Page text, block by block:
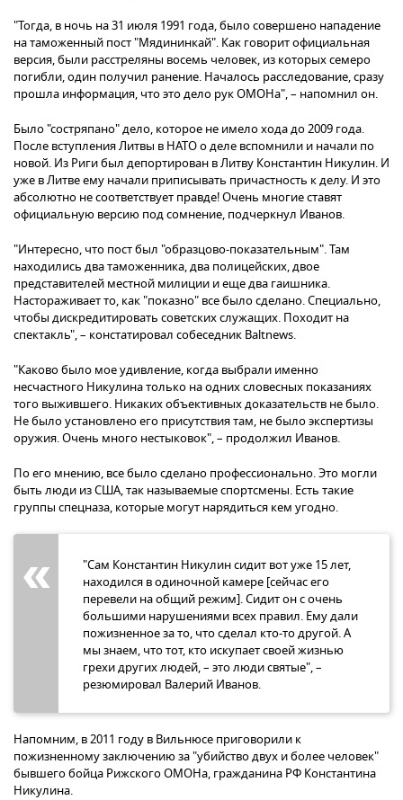
"Тогда, в ночь на 31 июля 1991 года, было совершено нападение
на таможенный пост "Мядининкай". Как говорит официальная
версия, были расстреляны восемь человек, из которых семеро
погибли, один получил ранение. Началось расследование, сразу
прошла информация, что это дело рук ОМОНа", – напомнил он.
Было "состряпано" дело, которое не имело хода до 2009 года.
После вступления Литвы в НАТО о деле вспомнили и начали по
новой. Из Риги был депортирован в Литву Константин Никулин. И
уже в Литве ему начали приписывать причастность к делу. И это
абсолютно не соответствует правде! Очень многие ставят
официальную версию под сомнение, подчеркнул Иванов.
"Интересно, что пост был "образцово-показательным". Там
находились два таможенника, два полицейских, двое
представителей местной милиции и еще два гаишника.
Настораживает то, как "показно" все было сделано. Специально,
чтобы дискредитировать советских служащих. Походит на
спектакль", – констатировал собеседник Baltnews.
"Каково было мое удивление, когда выбрали именно
несчастного Никулина только на одних словесных показаниях
того выжившего. Никаких объективных доказательств не было.
Не было установлено его присутствия там, не было экспертизы
оружия. Очень много нестыковок", – продолжил Иванов.
По его мнению, все было сделано профессионально. Это могли
быть люди из США, так называемые спортсмены. Есть такие
группы спецназа, которые могут нарядиться кем угодно.
"Сам Константин Никулин сидит вот уже 15 лет,
находился в одиночной камере [сейчас его
перевели на общий режим]. Сидит он с очень
большими нарушениями всех правил. Ему дали
пожизненное за то, что сделал кто-то другой. А
мы знаем, что тот, кто искупает своей жизнью
грехи других людей, – это люди святые", –
резюмировал Валерий Иванов.
Напомним, в 2011 году в Вильнюсе приговорили к
пожизненному заключению за "убийство двух и более человек"
бывшего бойца Рижского ОМОНа, гражданина РФ Константина
Никулина.